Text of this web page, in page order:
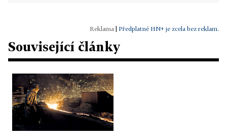
Předplatné HN+ je zcela bez reklam.
Související články